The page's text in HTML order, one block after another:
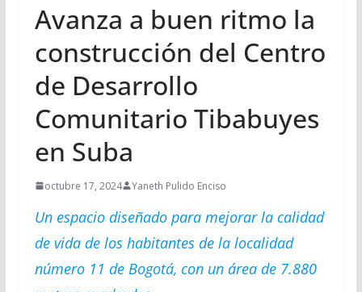
Avanza a buen ritmo la
construcción del Centro
de Desarrollo
Comunitario Tibabuyes
en Suba
octubre 17, 2024 Yaneth Pulido Enciso
Un espacio diseñado para mejorar la calidad
de vida de los habitantes de la localidad
número 11 de Bogotá, con un área de 7.880